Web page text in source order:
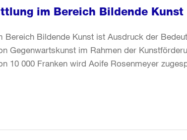
im Bereich Bildende Kunst
Bereich Bildende Kunst ist Ausdruck der
Gegenwartskunst im Rahmen der
10 000 Franken wird Aoife Rosenmeyer